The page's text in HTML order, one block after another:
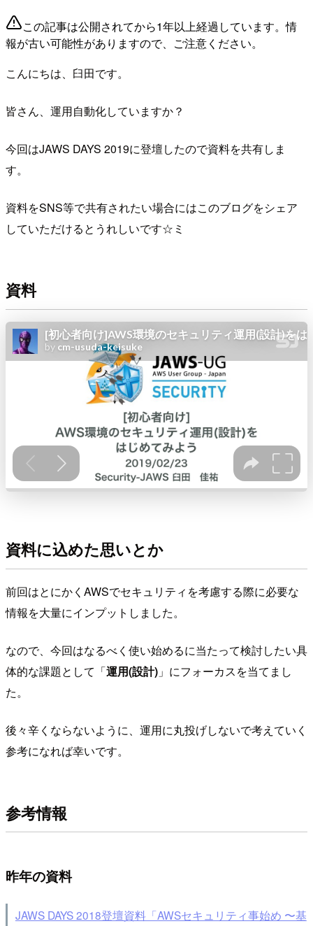
この記事は公開されてから1年以上経過しています。情
報が古い可能性がありますので、ご注意ください。
こんにちは、臼田です。
皆さん、運用自動化していますか？
今回はJAWS DAYS 2019に登壇したので資料を共有しま
す。
資料をSNS等で共有されたい場合にはこのブログをシェア
していただけるとうれしいです☆ミ
資料
資料に込めた思いとか
前回はとにかくAWSでセキュリティを考慮する際に必要な
情報を大量にインプットしました。
なので、今回はなるべく使い始めるに当たって検討したい具
体的な課題として「運用(設計) 」にフォーカスを当てまし
た。
後々辛くならないように、運用に丸投げしないで考えていく
参考になれば幸いです。
参考情報
昨年の資料
JAWS DAYS 2018登壇資料「AWSセキュリティ事始め 〜基